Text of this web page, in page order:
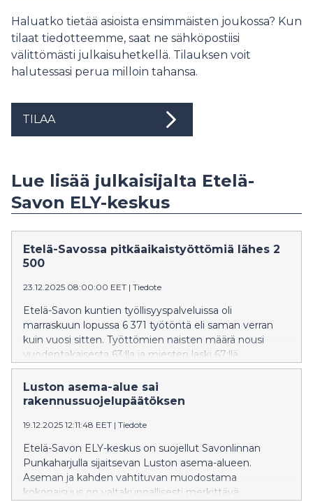
Haluatko tietää asioista ensimmäisten joukossa? Kun
tilaat tiedotteemme, saat ne sähköpostiisi
välittömästi julkaisuhetkellä. Tilauksen voit
halutessasi perua milloin tahansa.
TILAA
Lue lisää julkaisijalta Etelä-
Savon ELY-keskus
Etelä-Savossa pitkäaikaistyöttömiä lähes 2
500
23.12.2025 08:00:00 EET | Tiedote
Etelä-Savon kuntien työllisyyspalveluissa oli
marraskuun lopussa 6 371 työtöntä eli saman verran
kuin vuosi sitten. Työttömien naisten määrä nousi
vuodentakaisesta 63:lla ja miesten laski 67:llä.
Luston asema-alue sai
rakennussuojelupäätöksen
19.12.2025 12:11:48 EET | Tiedote
Etelä-Savon ELY-keskus on suojellut Savonlinnan
Punkaharjulla sijaitsevan Luston asema-alueen.
Aseman ja kahden vahtituvan muodostama
kokonaisuus on valtakunnallisesti merkittävä.